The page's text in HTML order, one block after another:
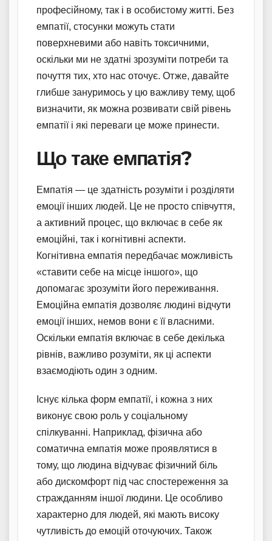
професійному, так і в особистому житті. Без
емпатії, стосунки можуть стати
поверхневими або навіть токсичними,
оскільки ми не здатні зрозуміти потреби та
почуття тих, хто нас оточує. Отже, давайте
глибше зануримось у цю важливу тему, щоб
визначити, як можна розвивати свій рівень
емпатії і які переваги це може принести.
Що таке емпатія?
Емпатія — це здатність розуміти і розділяти
емоції інших людей. Це не просто співчуття,
а активний процес, що включає в себе як
емоційні, так і когнітивні аспекти.
Когнітивна емпатія передбачає можливість
«ставити себе на місце іншого», що
допомагає зрозуміти його переживання.
Емоційна емпатія дозволяє людині відчути
емоції інших, немов вони є її власними.
Оскільки емпатія включає в себе декілька
рівнів, важливо розуміти, як ці аспекти
взаємодіють один з одним.
Існує кілька форм емпатії, і кожна з них
виконує свою роль у соціальному
спілкуванні. Наприклад, фізична або
соматична емпатія може проявлятися в
тому, що людина відчуває фізичний біль
або дискомфорт під час спостереження за
стражданням іншої людини. Це особливо
характерно для людей, які мають високу
чутливість до емоцій оточуючих. Також